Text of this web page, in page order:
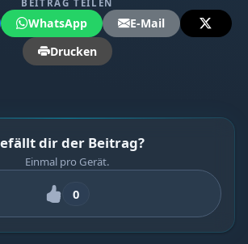
BEITRAG TEILEN
WhatsApp
E-Mail
Drucken
dir der Beitrag?
Einmal pro Gerät.
0